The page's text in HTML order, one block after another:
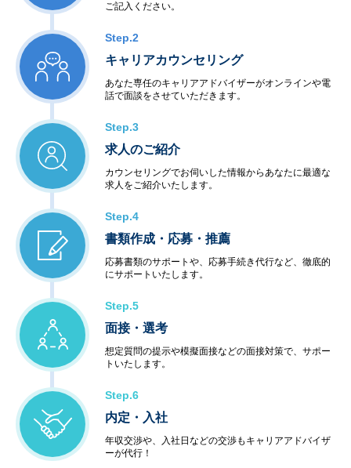
ご記入ください。
Step.2
キャリアカウンセリング
あなた専任のキャリアアドバイザーがオンラインや電
話で面談をさせていただきます。
Step.3
求人のご紹介
カウンセリングでお伺いした情報からあなたに最適な
求人をご紹介いたします。
Step.4
書類作成・応募・推薦
応募書類のサポートや、応募手続き代行など、徹底的
にサポートいたします。
Step.5
面接・選考
想定質問の提示や模擬面接などの面接対策で、サポー
トいたします。
Step.6
内定・入社
年収交渉や、入社日などの交渉もキャリアアドバイザ
ーが代行！